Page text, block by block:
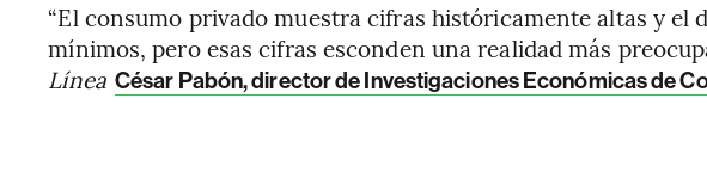
“El consumo privado muestra cifras históricamente altas y el
mínimos, pero esas cifras esconden una realidad más
Línea César Pabón, director de Investigaciones Económicas de